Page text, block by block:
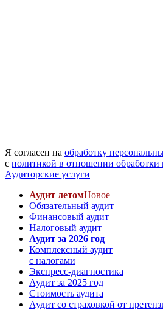
Я согласен на обработку
с политикой в отношении
Аудиторские услуги
Аудит летомНовое
Обязательный аудит
Финансовый аудит
Налоговый аудит
Аудит за 2026 год
Комплексный аудит
с налогами
Экспресс-диагностика
Аудит за 2025 год
Стоимость аудита
Аудит со страховкой от